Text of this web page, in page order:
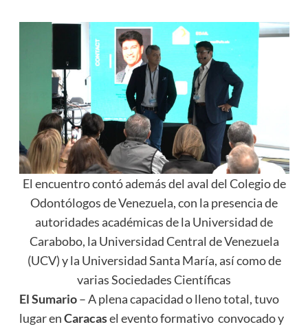
El encuentro contó además del aval del Colegio de
Odontólogos de Venezuela, con la presencia de
autoridades académicas de la Universidad de
Carabobo, la Universidad Central de Venezuela
(UCV) y la Universidad Santa María, así como de
varias Sociedades Científicas
El Sumario– A plena capacidad o lleno total, tuvo
lugar enCaracasel evento formativo convocado y